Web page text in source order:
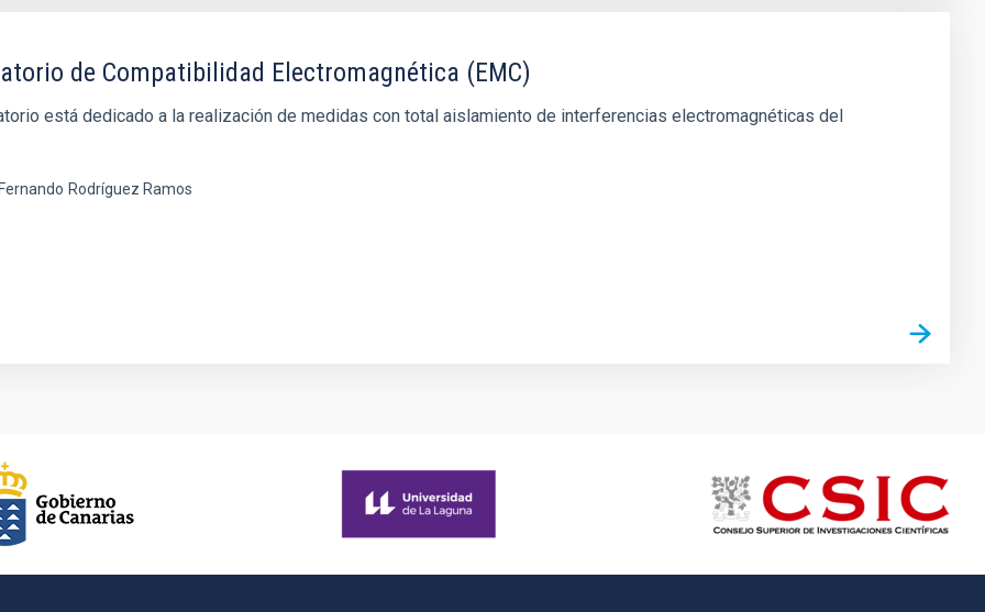
de Compatibilidad Electromagnética (EMC)
está dedicado a la realización de medidas con total aislamiento de interferencias electromagnéticas del
Fernando Rodríguez Ramos